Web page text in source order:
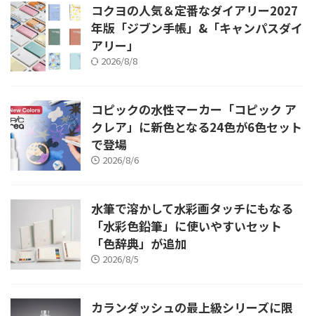
コクヨの人気＆定番なダイアリー2027
年版「ジブン手帳」&「キャンパスダイ
アリー」
2026/8/8
コピックの水性マーカー「コピック ア
クレア」に新色となる24色が6色セット
で登場
2026/8/6
水筆で溶かして水彩画タッチにもなる
「水彩色鉛筆」に使いやすいセット
「色辞典」が追加
2026/8/5
カランダッシュの最上級シリーズに限